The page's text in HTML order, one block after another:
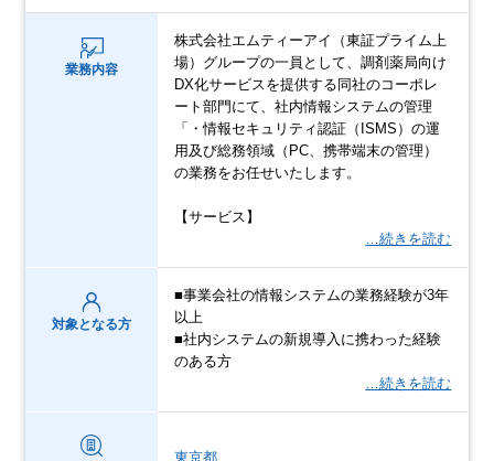
業務内容
株式会社エムティーアイ（東証プライム上
場）グループの一員として、調剤薬局向け
DX化サービスを提供する同社のコーポレ
ート部門にて、社内情報システムの管理
「・情報セキュリティ認証（ISMS）の運
用及び総務領域（PC、携帯端末の管理）
の業務をお任せいたします。
【サービス】
…続きを読む
対象となる方
■事業会社の情報システムの業務経験が3年
以上
■社内システムの新規導入に携わった経験
のある方
…続きを読む
東京都